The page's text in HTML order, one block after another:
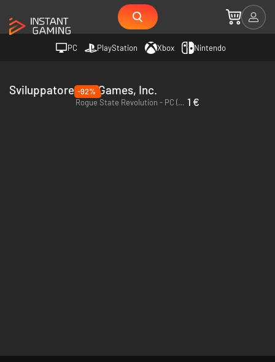
PC PlayStation Xbox Nintendo
Sviluppatore LRDGames, Inc.
-92%
Rogue State Revolution - PC (Steam) 1 €